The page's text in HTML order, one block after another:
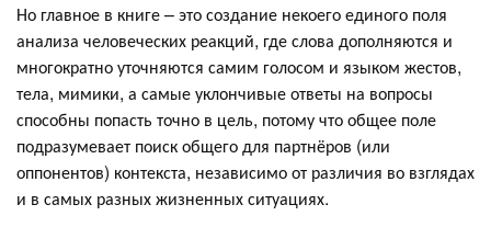
Но главное в книге – это создание некоего единого поля
анализа человеческих реакций, где слова дополняются и
многократно уточняются самим голосом и языком жестов,
тела, мимики, а самые уклончивые ответы на вопросы
способны попасть точно в цель, потому что общее поле
подразумевает поиск общего для партнёров (или
оппонентов) контекста, независимо от различия во взглядах
и в самых разных жизненных ситуациях.